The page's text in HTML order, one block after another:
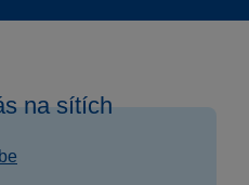
na sítích